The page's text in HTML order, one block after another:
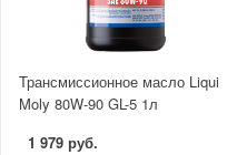
Трансмиссионное масло Liqui
Moly 80W-90 GL-5 1л
1 979 руб.